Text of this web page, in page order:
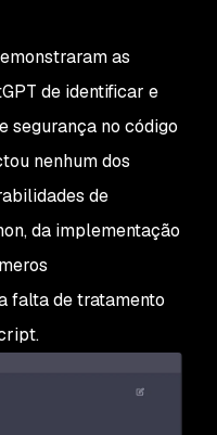
as
de identificar e
segurança no código
nenhum dos
de
da implementação
falta de tratamento